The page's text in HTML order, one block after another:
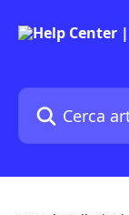
Cerca articoli…